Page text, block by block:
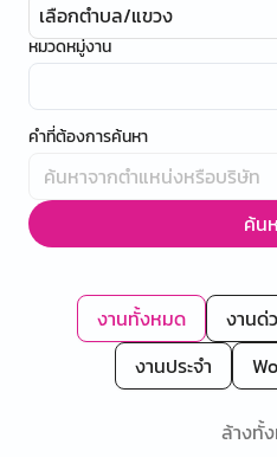
เลือกตำบล/แขวง
หมวดหมู่งาน
คำที่ต้องการค้นหา
ค้น
งานทั้งหมด งานด่
งานประจำ
ล้างทั้